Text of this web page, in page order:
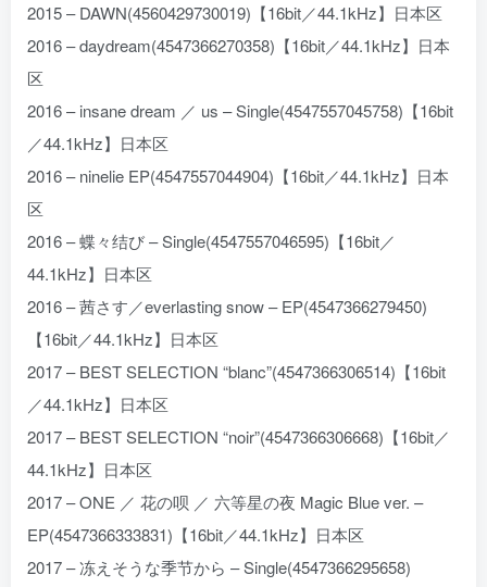
2015 – DAWN(4560429730019)【16bit／44.1kHz】日本区
2016 – daydream(4547366270358)【16bit／44.1kHz】日本
区
2016 – insane dream ／ us – Single(4547557045758)【16bit
／44.1kHz】日本区
2016 – ninelie EP(4547557044904)【16bit／44.1kHz】日本
区
2016 – 蝶々结び – Single(4547557046595)【16bit／
44.1kHz】日本区
2016 – 茜さす／everlasting snow – EP(4547366279450)
【16bit／44.1kHz】日本区
2017 – BEST SELECTION “blanc”(4547366306514)【16bit
／44.1kHz】日本区
2017 – BEST SELECTION “noir”(4547366306668)【16bit／
44.1kHz】日本区
2017 – ONE ／ 花の呗 ／ 六等星の夜 Magic Blue ver. –
EP(4547366333831)【16bit／44.1kHz】日本区
2017 – 冻えそうな季节から – Single(4547366295658)